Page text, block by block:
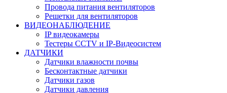
Провода питания вентиляторов
Решетки для вентиляторов
ВИДЕОНАБЛЮДЕНИЕ
IP видеокамеры
Тестеры CCTV и IP-Видеосистем
ДАТЧИКИ
Датчики влажности почвы
Бесконтактные датчики
Датчики газов
Датчики давления